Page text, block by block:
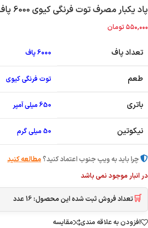
پاد یکبار مصرف توت فرنگی کیوی 6000 پاف آئوکیت
۵۵۰,۰۰۰تومان
تعداد پاف 6000 پاف
طعم توت فرنگی کیوی
باتری 650 میلی آمپر
نیکوتین 50 میلی گرم
چرا باید به ویپ جنوب اعتماد کنید؟مطالعه کنید
در انبار موجود نمی باشد
🛒تعداد فروش ثبت شده این محصول:16عدد
افزودن به علاقه مندی
مقایسه